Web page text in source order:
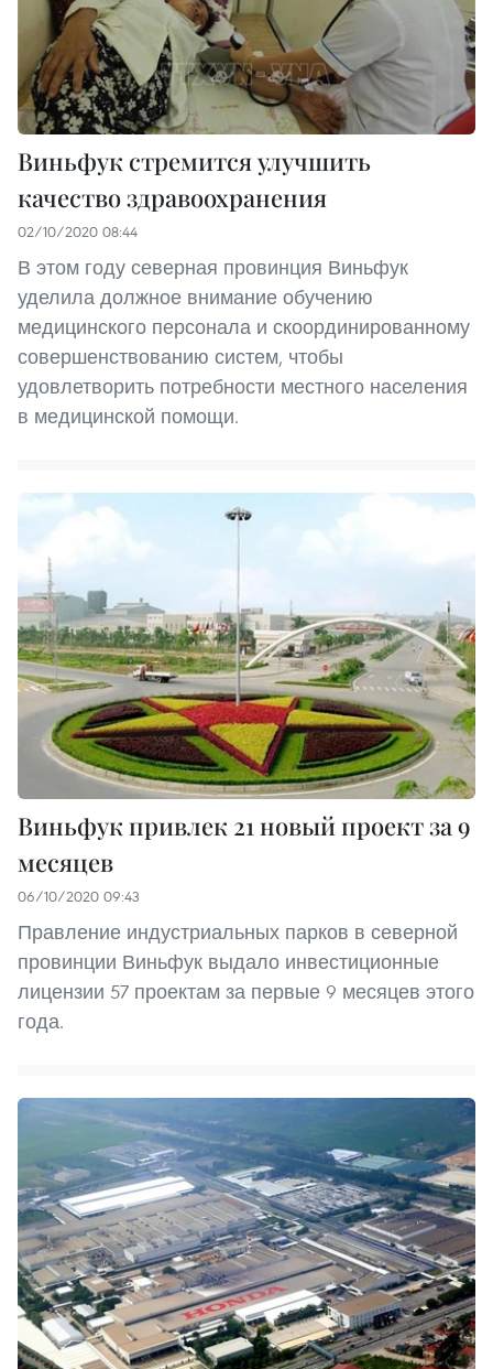
Виньфук стремится улучшить
качество здравоохранения
02/10/2020 08:44
В этом году северная провинция Виньфук
уделила должное внимание обучению
медицинского персонала и скоординированному
совершенствованию систем, чтобы
удовлетворить потребности местного населения
в медицинской помощи.
Виньфук привлек 21 новый проект за 9
месяцев
06/10/2020 09:43
Правление индустриальных парков в северной
провинции Виньфук выдало инвестиционные
лицензии 57 проектам за первые 9 месяцев этого
года.